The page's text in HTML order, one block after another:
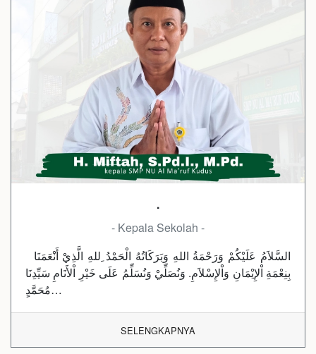
.
- Kepala Sekolah -
بِنِعْمَةِ اْلإِيْمَانِ وَاْلإِسْلاَمِ. وَنُصَلِّيْ وَنُسَلِّمُ عَلَى خَيْرِ اْلأَنَامِ سَيِّدِنَا
مُحَمَّدٍ…
SELENGKAPNYA